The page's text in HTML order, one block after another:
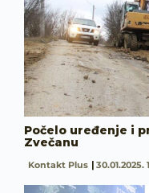
Počelo uređenje i
Zvečanu
Kontakt Plus 30.01.2025.